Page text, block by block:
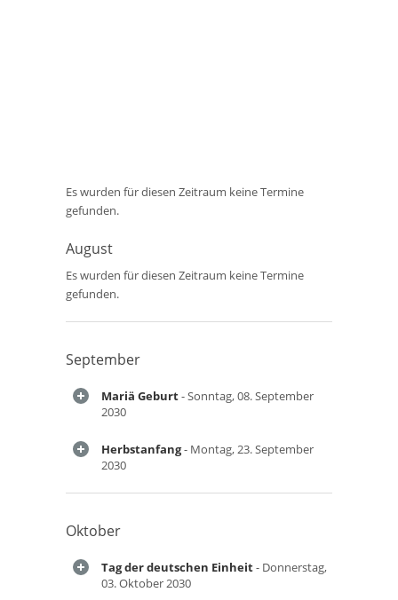
Es wurden für diesen Zeitraum keine Termine
gefunden.
August
Es wurden für diesen Zeitraum keine Termine
gefunden.
September
Mariä Geburt- Sonntag, 08. September
2030
Herbstanfang- Montag, 23. September
2030
Oktober
Tag der deutschen Einheit- Donnerstag,
03. Oktober 2030